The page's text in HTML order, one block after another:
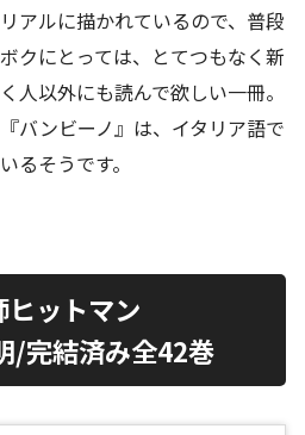
アルに描かれているので、普段
クにとっては、とてつもなく新
人以外にも読んで欲しい一冊。
バンビーノ』は、イタリア語で
るそうです。
ットマン
/完結済み全42巻